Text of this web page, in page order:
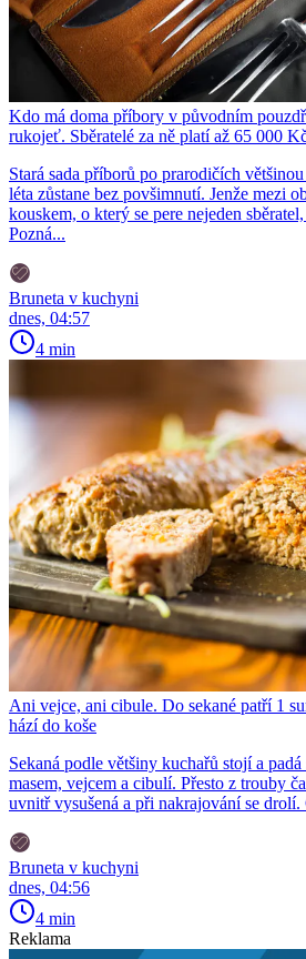
Kdo má doma příbory v původním
rukojeť. Sběratelé za ně platí až 65 000
Stará sada příborů po prarodičích
léta zůstane bez povšimnutí. Jenže mezi
kouskem, o který se pere nejeden
Pozná...
Bruneta v kuchyni
dnes, 04:57
4 min
Ani vejce, ani cibule. Do sekané patří 1
hází do koše
Sekaná podle většiny kuchařů stojí a
masem, vejcem a cibulí. Přesto z trouby
uvnitř vysušená a při nakrajování se drolí.
Bruneta v kuchyni
dnes, 04:56
4 min
Reklama